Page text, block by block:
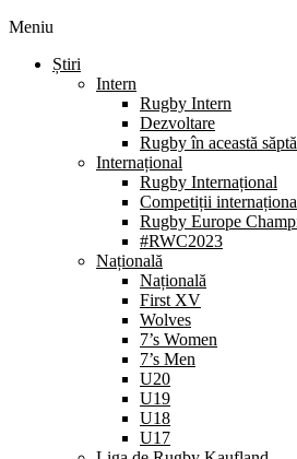
Meniu
Știri
Intern
Rugby Intern
Dezvoltare
Rugby în această
Internațional
Rugby Internațional
Competiții
Rugby Europe
#RWC2023
Națională
Națională
First XV
Wolves
7’s Women
7’s Men
U20
U19
U18
U17